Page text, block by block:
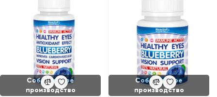
Собственное
производство
Собственное
производство